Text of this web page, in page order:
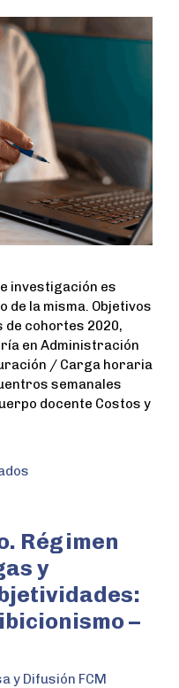
investigación es
de la misma. Objetivos
cohortes 2020,
en Administración
/ Carga horaria
semanales
docente Costos y
Régimen
y
–
y Difusión FCM